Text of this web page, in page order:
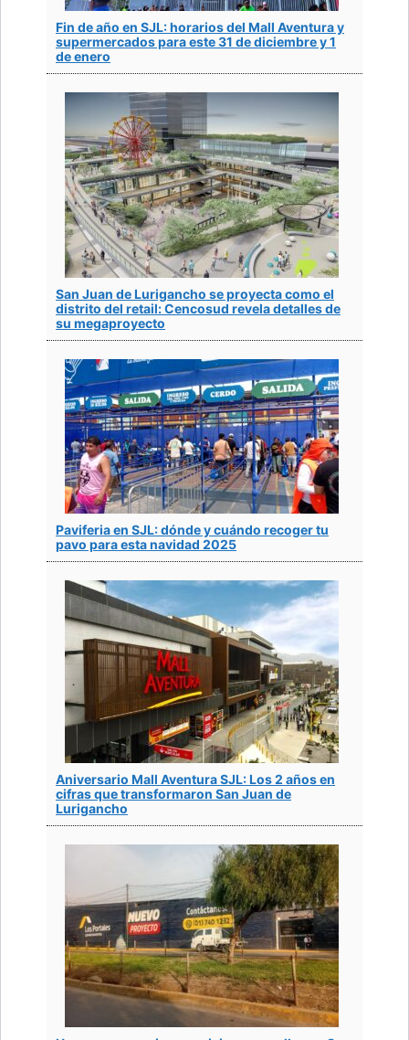
Fin de año en SJL: horarios del Mall Aventura y
supermercados para este 31 de diciembre y 1
de enero
San Juan de Lurigancho se proyecta como el
distrito del retail: Cencosud revela detalles de
su megaproyecto
Paviferia en SJL: dónde y cuándo recoger tu
pavo para esta navidad 2025
Aniversario Mall Aventura SJL: Los 2 años en
cifras que transformaron San Juan de
Lurigancho